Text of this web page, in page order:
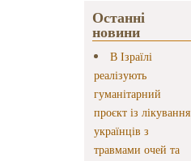
Останні
новини
В Ізраїлі
реалізують
гуманітарний
проєкт із лікування
українців з
травмами очей та